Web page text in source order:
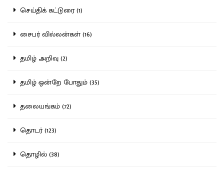
செய்திக் கட்டுரை (1)
சைபர் வில்லன்கள் (16)
தமிழ் அறிவு (2)
தமிழ் ஒன்றே போதும் (35)
தலையங்கம் (72)
தொடர் (123)
தொழில் (38)